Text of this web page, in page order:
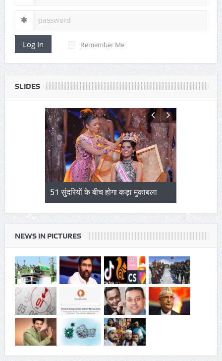
Log In Remember Me
SLIDES
के बीच होगा कड़ा मुकाबला
जापान में 7.1 तीव्रता के भूकंप से भारी
तबाही